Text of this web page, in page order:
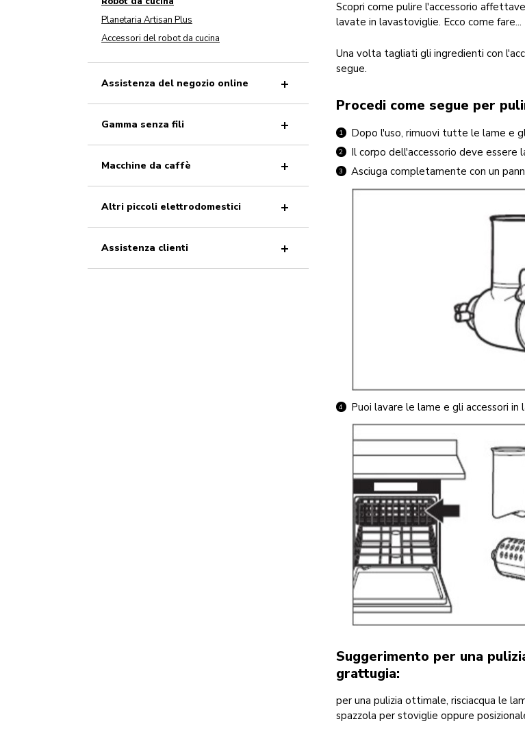
Scopri come pulire l'accessorio
lavate in lavastoviglie. Ecco come fare...
Una volta tagliati gli ingredienti con
segue.
Procedi come segue per
Dopo l'uso, rimuovi tutte le lame e
Il corpo dell'accessorio deve essere
Asciuga completamente con un
Puoi lavare le lame e gli accessori
Suggerimento per una
grattugia:
per una pulizia ottimale, risciacqua le
spazzola per stoviglie oppure
Planetaria Artisan Plus
Accessori del robot da cucina
Assistenza del negozio online
Gamma senza fili
Macchine da caffè
Altri piccoli elettrodomestici
Assistenza clienti